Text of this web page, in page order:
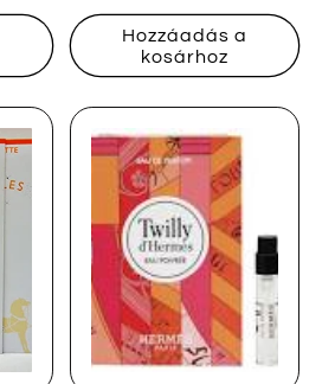
ár
Hozzáadás a
kosárhoz